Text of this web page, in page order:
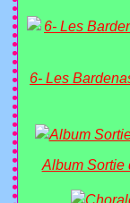
6- Les
Album Sortie